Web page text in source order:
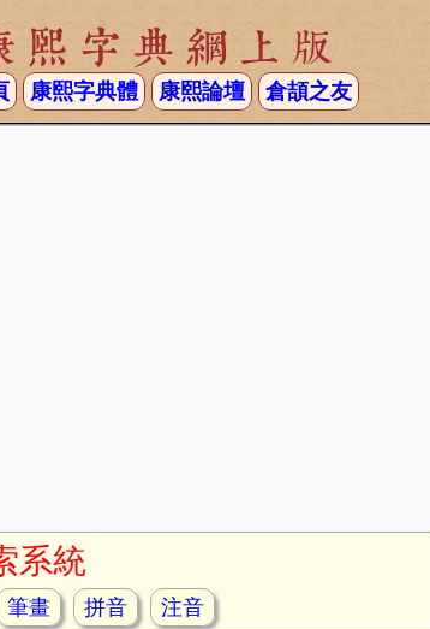
熙字典網上版
康熙字典體 康熙論壇 倉頡之友
系統
筆畫 拼音
注音